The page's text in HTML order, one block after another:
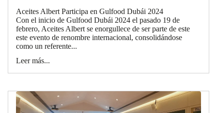
Aceites Albert Participa en Gulfood Dubái 2024
Con el inicio de Gulfood Dubái 2024 el pasado 19 de
febrero, Aceites Albert se enorgullece de ser parte de este
este evento de renombre internacional, consolidándose
como un referente...
Leer más...